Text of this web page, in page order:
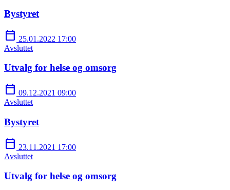
Bystyret
calendar_today 25.01.2022 17:00
Avsluttet
Utvalg for helse og omsorg
calendar_today 09.12.2021 09:00
Avsluttet
Bystyret
calendar_today 23.11.2021 17:00
Avsluttet
Utvalg for helse og omsorg